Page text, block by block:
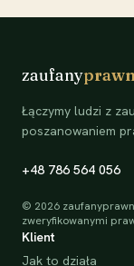
zaufany
Łączymy ludzi z
poszanowaniem
+48 786 564 056
© 2026
zweryfikowanymi
Klient
Jak to działa